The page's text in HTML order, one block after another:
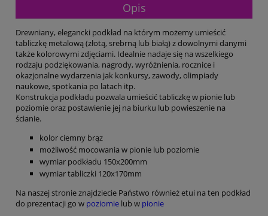
Opis
Drewniany, elegancki podkład na którym możemy umieścić
tabliczkę metalową (złotą, srebrną lub białą) z dowolnymi danymi
także kolorowymi zdjęciami. Idealnie nadaje się na wszelkiego
rodzaju podziękowania, nagrody, wyróżnienia, rocznice i
okazjonalne wydarzenia jak konkursy, zawody, olimpiady
naukowe, spotkania po latach itp.
Konstrukcja podkładu pozwala umieścić tabliczkę w pionie lub
poziomie oraz postawienie jej na biurku lub powieszenie na
ścianie.
kolor ciemny brąz
możliwość mocowania w pionie lub poziomie
wymiar podkładu 150x200mm
wymiar tabliczki 120x170mm
Na naszej stronie znajdziecie Państwo również etui na ten podkład
do prezentacji go w poziomie lub w pionie